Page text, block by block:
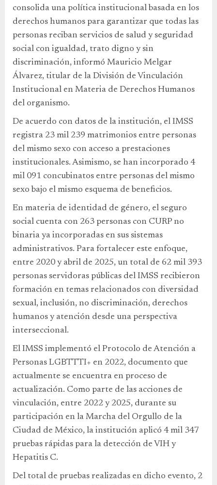
consolida una política institucional basada en los
derechos humanos para garantizar que todas las
personas reciban servicios de salud y seguridad
social con igualdad, trato digno y sin
discriminación, informó Mauricio Melgar
Álvarez, titular de la División de Vinculación
Institucional en Materia de Derechos Humanos
del organismo.
De acuerdo con datos de la institución, el IMSS
registra 23 mil 239 matrimonios entre personas
del mismo sexo con acceso a prestaciones
institucionales. Asimismo, se han incorporado 4
mil 091 concubinatos entre personas del mismo
sexo bajo el mismo esquema de beneficios.
En materia de identidad de género, el seguro
social cuenta con 263 personas con CURP no
binaria ya incorporadas en sus sistemas
administrativos. Para fortalecer este enfoque,
entre 2020 y abril de 2025, un total de 62 mil 393
personas servidoras públicas del IMSS recibieron
formación en temas relacionados con diversidad
sexual, inclusión, no discriminación, derechos
humanos y atención desde una perspectiva
interseccional.
El IMSS implementó el Protocolo de Atención a
Personas LGBTTTI+ en 2022, documento que
actualmente se encuentra en proceso de
actualización. Como parte de las acciones de
vinculación, entre 2022 y 2025, durante su
participación en la Marcha del Orgullo de la
Ciudad de México, la institución aplicó 4 mil 347
pruebas rápidas para la detección de VIH y
Hepatitis C.
Del total de pruebas realizadas en dicho evento, 2